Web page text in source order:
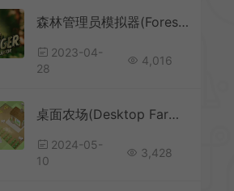
森林管理员模拟器(Forest Ranger Simulator)简中|PC|SIM|管理森林模拟游戏
2023-04-
28
4,016
桌面农场(Desktop Farm)简中|PC|SIM|桌面动态壁纸农场经营游戏
2024-05-
10
3,428